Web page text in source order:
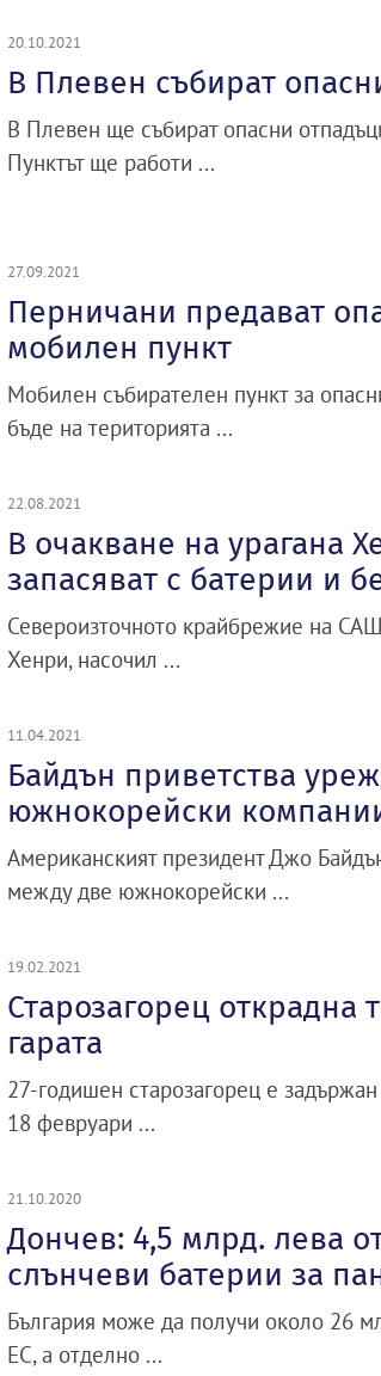
20.10.2021
В Плевен събират
В Плевен ще събират опасни
Пунктът ще работи ...
27.09.2021
Перничани предават
мобилен пункт
Мобилен събирателен пункт за
бъде на територията ...
22.08.2021
В очакване на урагана
запасяват с батерии и
Североизточното крайбрежие на
Хенри, насочил ...
11.04.2021
Байдън приветства
южнокорейски
Американският президент Джо
между две южнокорейски ...
19.02.2021
Старозагорец открадна
гарата
27-годишен старозагорец е
18 февруари ...
21.10.2020
Дончев: 4,5 млрд. лева
слънчеви батерии за
България може да получи около 26
ЕС, а отделно ...